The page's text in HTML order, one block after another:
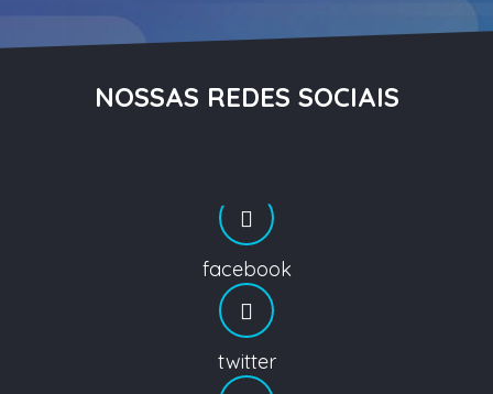
NOSSAS REDES SOCIAIS
facebook
twitter